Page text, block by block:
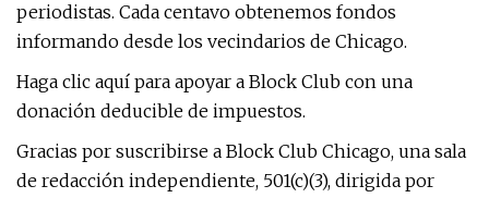
periodistas. Cada centavo obtenemos fondos
informando desde los vecindarios de Chicago.
Haga clic aquí para apoyar a Block Club con una
donación deducible de impuestos.
Gracias por suscribirse a Block Club Chicago, una sala
de redacción independiente, 501(c)(3), dirigida por